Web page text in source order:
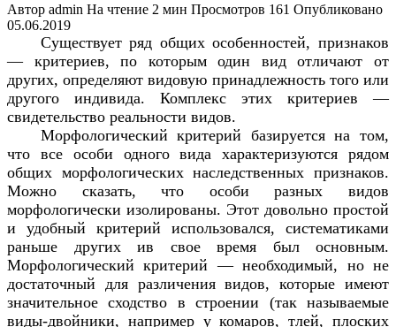
Автор admin На чтение 2 мин Просмотров 161 Опубликовано
05.06.2019
Существует ряд общих особенностей, признаков
— критериев, по которым один вид отличают от
других, определяют видовую принадлежность того или
другого индивида. Комплекс этих критериев —
свидетельство реальности видов.
Морфологический критерий базируется на том,
что все особи одного вида характеризуются рядом
общих морфологических наследственных признаков.
Можно сказать, что особи разных видов
морфологически изолированы. Этот довольно простой
и удобный критерий использовался, систематиками
раньше других ив свое время был основным.
Морфологический критерий — необходимый, но не
достаточный для различения видов, которые имеют
значительное сходство в строении (так называемые
виды-двойники, например у комаров, тлей, плоских